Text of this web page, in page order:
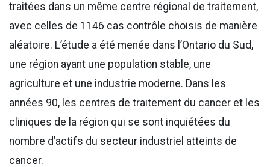
traitées dans un même centre régional de traitement,
avec celles de 1146 cas contrôle choisis de manière
aléatoire. L’étude a été menée dans l’Ontario du Sud,
une région ayant une population stable, une
agriculture et une industrie moderne. Dans les
années 90, les centres de traitement du cancer et les
cliniques de la région qui se sont inquiétées du
nombre d’actifs du secteur industriel atteints de
cancer.